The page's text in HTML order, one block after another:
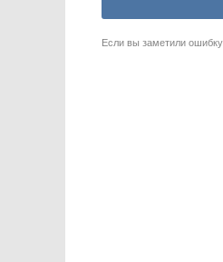
Если вы заметили